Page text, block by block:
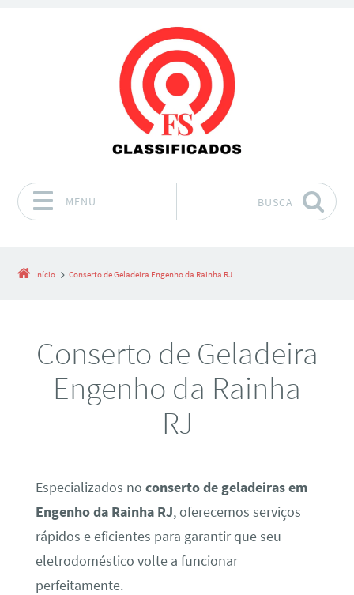
MENU BUSCA
Início Conserto de Geladeira Engenho da Rainha RJ
Conserto de Geladeira
Engenho da Rainha
RJ
Especializados no conserto de geladeiras em
Engenho da Rainha RJ, oferecemos serviços
rápidos e eficientes para garantir que seu
eletrodoméstico volte a funcionar
perfeitamente.